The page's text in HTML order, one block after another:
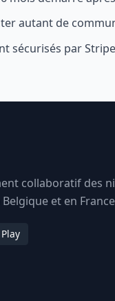
autant de
sécurisés par
collaboratif des
et en